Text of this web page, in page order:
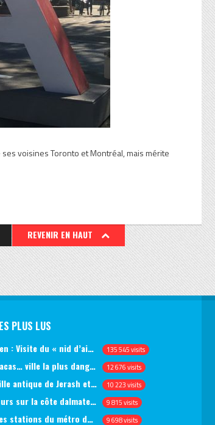
ses voisines Toronto et Montréal, mais mérite
REVENIR EN HAUT
PLUS LUS
Berchtesgaden : Visite du « nid d’aigle » et des bunkers d’Hitler 135 545 visits
Arrivée à Caracas… ville la plus dangereuse du monde (jour 1) 12 676 visits
Visite de la ville antique de Jerash et du château d’Ajlun (jour 1) 10 223 visits
Croatie : 9 jours sur la côte dalmate, de Split à Dubrovnik, en passant par Hvar et Mjlet 9 815 visits
Les plus belles stations du métro de Saint-Pétersbourg 9 698 visits